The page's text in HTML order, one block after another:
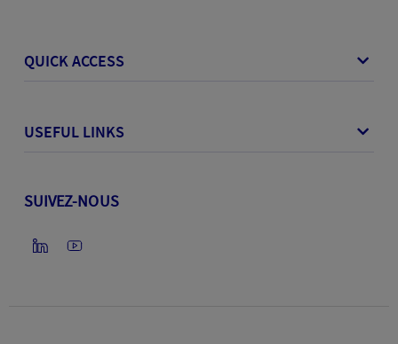
QUICK ACCESS
USEFUL LINKS
SUIVEZ-NOUS